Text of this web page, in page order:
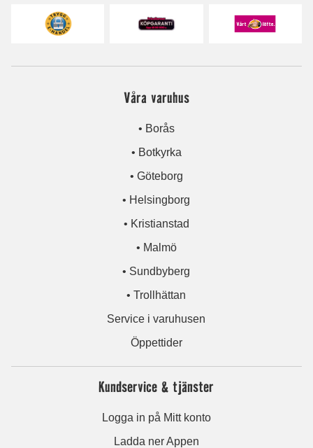
Våra varuhus
• Borås
• Botkyrka
• Göteborg
• Helsingborg
• Kristianstad
• Malmö
• Sundbyberg
• Trollhättan
Service i varuhusen
Öppettider
Kundservice & tjänster
Logga in på Mitt konto
Ladda ner Appen